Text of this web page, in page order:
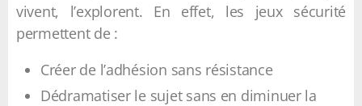
vivent, l’explorent. En effet, les jeux sécurité
permettent de :
Créer de l’adhésion sans résistance
Dédramatiser le sujet sans en diminuer la